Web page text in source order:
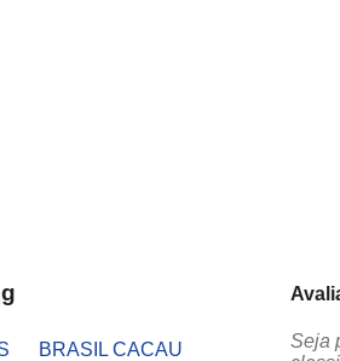
BRASIL CACAU
Seja